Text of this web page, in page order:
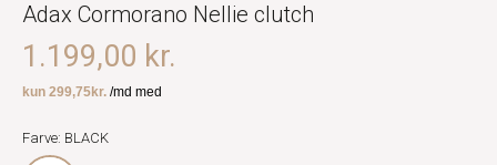
Adax Cormorano Nellie clutch
1.199,00 kr.
Farve: BLACK